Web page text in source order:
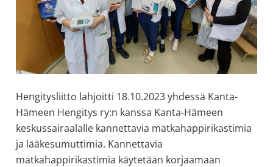
Hengitysliitto lahjoitti 18.10.2023 yhdessä Kanta-
Hämeen Hengitys ry:n kanssa Kanta-Hämeen
keskussairaalalle kannettavia matkahappirikastimia
ja lääkesumuttimia. Kannettavia
matkahappirikastimia käytetään korjaamaan